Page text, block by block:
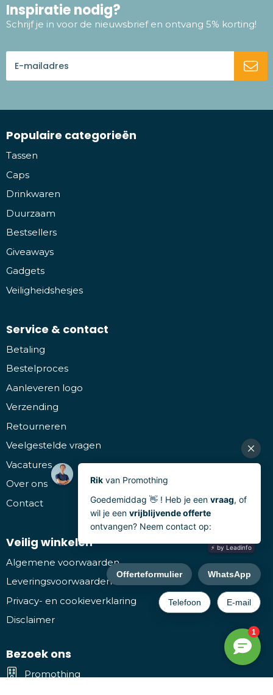
Inspiratie nodig?
Schrijf je in voor de nieuwsbrief en ontvang 5% korting!
Populaire categorieën
Tassen
Caps
Drinkwaren
Duurzaam
Bestsellers
Giveaways
Gadgets
Veiligheidshesjes
Service & contact
Betaling
Bestelproces
Aanleveren logo
Verzending
Retourneren
Veelgestelde vragen
Vacatures
Over ons
Contact
Veilig winkelen
Algemene voorwaarden
Leveringsvoorwaarden
Privacy- en cookieverklaring
Disclaimer
Bezoek ons
Promothing